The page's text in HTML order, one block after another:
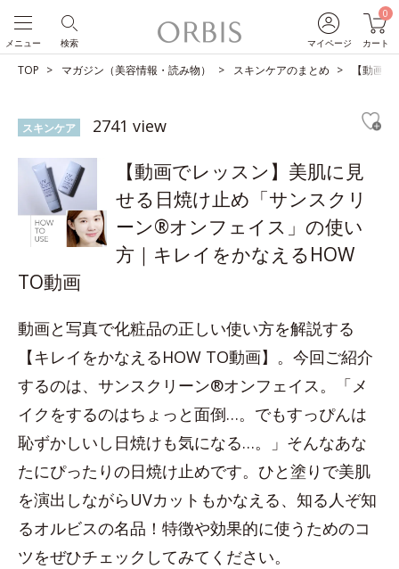
マイページ
0
カート
検索
メニュー
TOP マガジン（美容情報・読み物） スキンケアのまとめ 【動画
スキンケア 2741 view
【動画でレッスン】美肌に見
せる日焼け止め「サンスクリ
ーン®オンフェイス」の使い
方｜キレイをかなえるHOW
TO動画
動画と写真で化粧品の正しい使い方を解説する
【キレイをかなえるHOW TO動画】。今回ご紹介
するのは、サンスクリーン®オンフェイス。「メ
イクをするのはちょっと面倒…。でもすっぴんは
恥ずかしいし日焼けも気になる…。」そんなあな
たにぴったりの日焼け止めです。ひと塗りで美肌
を演出しながらUVカットもかなえる、知る人ぞ知
るオルビスの名品！特徴や効果的に使うためのコ
ツをぜひチェックしてみてください。